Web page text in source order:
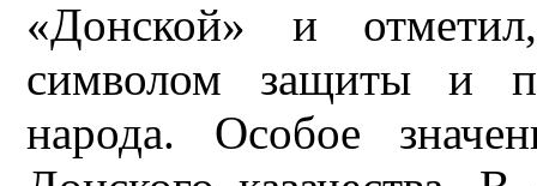
«Донской» и
символом защиты и
народа. Особое